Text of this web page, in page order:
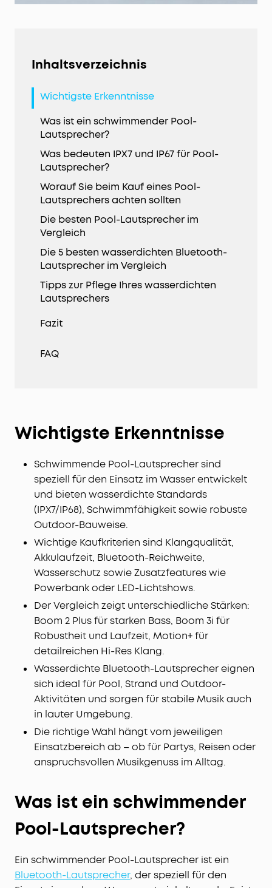
Inhaltsverzeichnis
Wichtigste Erkenntnisse
Was ist ein schwimmender Pool-
Lautsprecher?
Was bedeuten IPX7 und IP67 für Pool-
Lautsprecher?
Worauf Sie beim Kauf eines Pool-
Lautsprechers achten sollten
Die besten Pool-Lautsprecher im
Vergleich
Die 5 besten wasserdichten Bluetooth-
Lautsprecher im Vergleich
Tipps zur Pflege Ihres wasserdichten
Lautsprechers
Fazit
FAQ
Wichtigste Erkenntnisse
Schwimmende Pool-Lautsprecher sind
speziell für den Einsatz im Wasser entwickelt
und bieten wasserdichte Standards
(IPX7/IP68), Schwimmfähigkeit sowie robuste
Outdoor-Bauweise.
Wichtige Kaufkriterien sind Klangqualität,
Akkulaufzeit, Bluetooth-Reichweite,
Wasserschutz sowie Zusatzfeatures wie
Powerbank oder LED-Lichtshows.
Der Vergleich zeigt unterschiedliche Stärken:
Boom 2 Plus für starken Bass, Boom 3i für
Robustheit und Laufzeit, Motion+ für
detailreichen Hi-Res Klang.
Wasserdichte Bluetooth-Lautsprecher eignen
sich ideal für Pool, Strand und Outdoor-
Aktivitäten und sorgen für stabile Musik auch
in lauter Umgebung.
Die richtige Wahl hängt vom jeweiligen
Einsatzbereich ab – ob für Partys, Reisen oder
anspruchsvollen Musikgenuss im Alltag.
Was ist ein schwimmender
Pool-Lautsprecher?
Ein schwimmender Pool-Lautsprecher ist ein
Bluetooth-Lautsprecher, der speziell für den